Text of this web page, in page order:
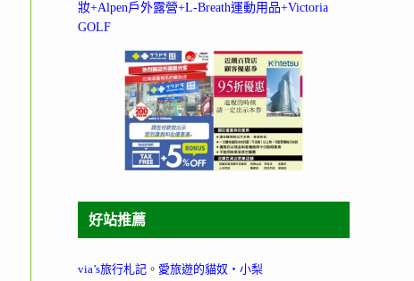
妝+Alpen戶外露營+L-Breath運動用品+Victoria
GOLF
好站推薦
via’s旅行札記 。 愛旅遊的貓奴‧小梨